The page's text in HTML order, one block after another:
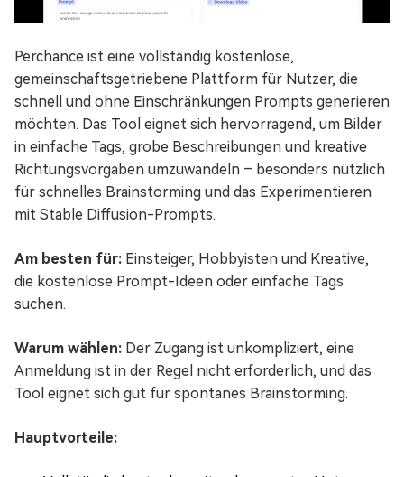
Perchance ist eine vollständig kostenlose,
gemeinschaftsgetriebene Plattform für Nutzer, die
schnell und ohne Einschränkungen Prompts generieren
möchten. Das Tool eignet sich hervorragend, um Bilder
in einfache Tags, grobe Beschreibungen und kreative
Richtungsvorgaben umzuwandeln – besonders nützlich
für schnelles Brainstorming und das Experimentieren
mit Stable Diffusion-Prompts.
Am besten für: Einsteiger, Hobbyisten und Kreative,
die kostenlose Prompt-Ideen oder einfache Tags
suchen.
Warum wählen: Der Zugang ist unkompliziert, eine
Anmeldung ist in der Regel nicht erforderlich, und das
Tool eignet sich gut für spontanes Brainstorming.
Hauptvorteile: